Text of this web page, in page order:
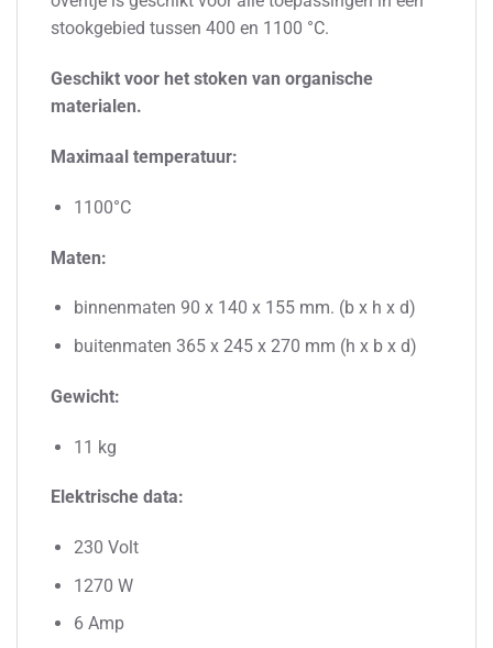
stookgebied tussen 400 en 1100 °C.
Geschikt voor het stoken van organische
materialen.
Maximaal temperatuur:
1100°C
Maten:
binnenmaten 90 x 140 x 155 mm. (b x h x d)
buitenmaten 365 x 245 x 270 mm (h x b x d)
Gewicht:
11 kg
Elektrische data:
230 Volt
1270 W
6 Amp